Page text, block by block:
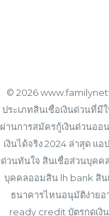
© 2026
ประเภทสินเชื่อเงินด่วนที่มี
ผ่านการสมัครกู้เงินด่วนอ
เงินได้จริง 2024 ล่าสุด แอ
ด่วนทันใจ สินเชื่อส่วนบุคค
บุคคลออมสิน lh bank สิน
ธนาคารไหนอนุมัติง่ายอ
ready credit บัตรกดเงิ